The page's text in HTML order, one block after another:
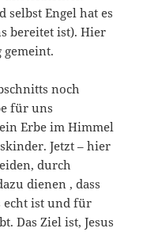
selbst Engel hat es
bereitet ist). Hier
noch
für uns
Erbe im Himmel
Jetzt – hier
durch
dienen , dass
echt ist und für
Das Ziel ist, Jesus